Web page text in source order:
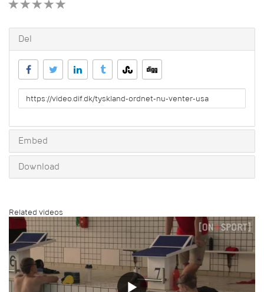
Del
URL
to
Embed
Download
Related videos